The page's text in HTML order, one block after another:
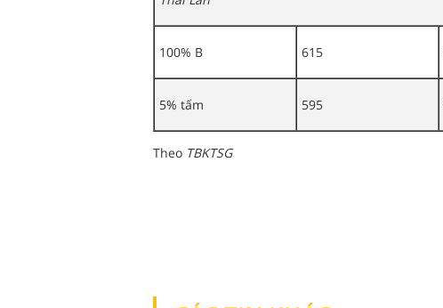
100% B 615
5% tấm 595
Theo TBKTSG